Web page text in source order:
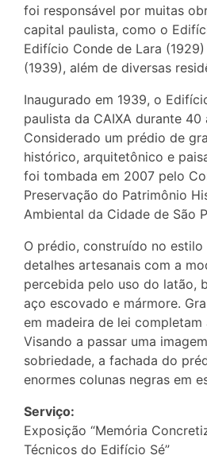
foi responsável por muitas
capital paulista, como o
Edifício Conde de Lara
(1939), além de diversas
Inaugurado em 1939, o
paulista da CAIXA durante 40
Considerado um prédio de
histórico, arquitetônico e
foi tombada em 2007 pelo
Preservação do Patrimônio
Ambiental da Cidade de São
O prédio, construído no
detalhes artesanais com a
percebida pelo uso do latão,
aço escovado e mármore.
em madeira de lei completam
Visando a passar uma
sobriedade, a fachada do
enormes colunas negras em
Serviço:
Exposição “Memória
Técnicos do Edifício Sé”